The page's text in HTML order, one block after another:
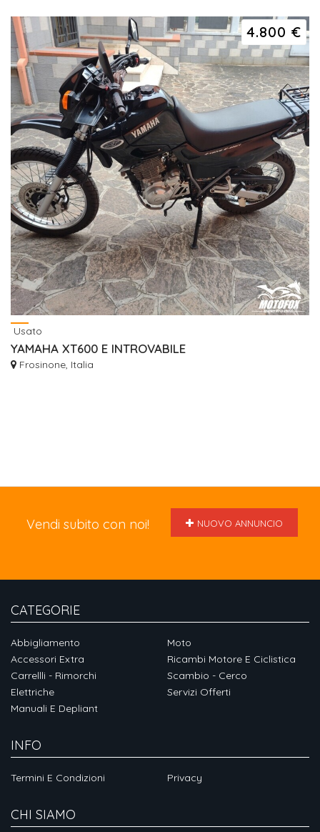
4.800 €
Usato
YAMAHA XT600 E INTROVABILE
Frosinone, Italia
Vendi subito con noi! NUOVO ANNUNCIO
CATEGORIE
Abbigliamento
Accessori Extra
Carrellli - Rimorchi
Elettriche
Manuali E Depliant
Moto
Ricambi Motore E Ciclistica
Scambio - Cerco
Servizi Offerti
INFO
Termini E Condizioni Privacy
CHI SIAMO